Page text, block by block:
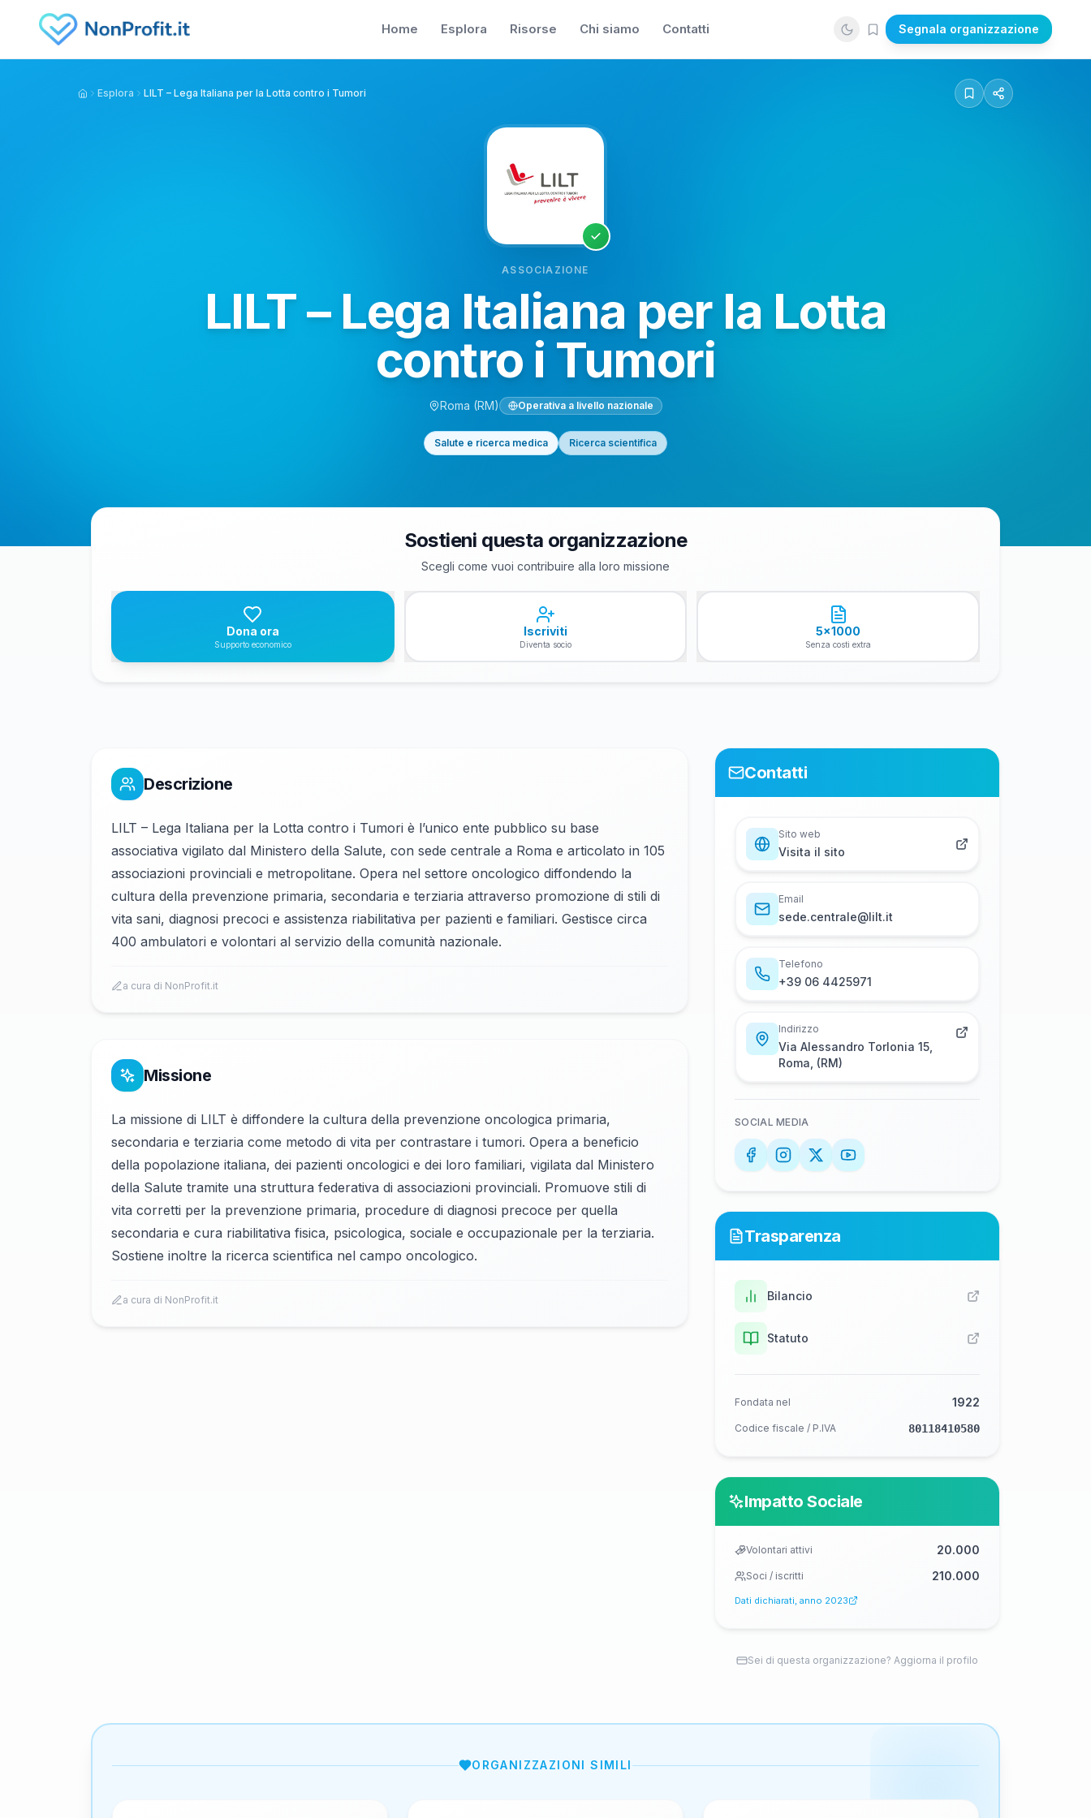
Vai al contenuto principale
Home Esplora Risorse Chi siamo Contatti Segnala organizzazione
HomeEsplora LILT – Lega Italiana per la Lotta contro i Tumori
ASSOCIAZIONE
LILT – Lega Italiana per la Lotta
contro i Tumori
Roma (RM) Operativa a livello nazionale
Salute e ricerca medica Ricerca scientifica
Sostieni questa organizzazione
Scegli come vuoi contribuire alla loro missione
Dona ora
Supporto economico
Iscriviti
Diventa socio
5x1000
Senza costi extra
Descrizione
LILT – Lega Italiana per la Lotta contro i Tumori è l’unico ente pubblico su base
associativa vigilato dal Ministero della Salute, con sede centrale a Roma e articolato in 105
associazioni provinciali e metropolitane. Opera nel settore oncologico diffondendo la
cultura della prevenzione primaria, secondaria e terziaria attraverso promozione di stili di
vita sani, diagnosi precoci e assistenza riabilitativa per pazienti e familiari. Gestisce circa
400 ambulatori e volontari al servizio della comunità nazionale.
a cura di NonProfit.it
Missione
La missione di LILT è diffondere la cultura della prevenzione oncologica primaria,
secondaria e terziaria come metodo di vita per contrastare i tumori. Opera a beneficio
della popolazione italiana, dei pazienti oncologici e dei loro familiari, vigilata dal Ministero
della Salute tramite una struttura federativa di associazioni provinciali. Promuove stili di
vita corretti per la prevenzione primaria, procedure di diagnosi precoce per quella
secondaria e cura riabilitativa fisica, psicologica, sociale e occupazionale per la terziaria.
Sostiene inoltre la ricerca scientifica nel campo oncologico.
a cura di NonProfit.it
Contatti
Sito web
Visita il sito
Email
s​e​d​e​.​c​e​n​t​r​a​l​e​@​l​i​l​t​.​i​t
Telefono
+​3​9​ ​0​6​ ​4​4​2​5​9​7​1
Indirizzo
Via Alessandro Torlonia 15,
Roma, (RM)
SOCIAL MEDIA
Trasparenza
Bilancio
Statuto
Fondata nel 1922
Codice fiscale / P.IVA 80118410580
Impatto Sociale
Volontari attivi 20.000
Soci / iscritti 210.000
Dati dichiarati, anno 2023
Sei di questa organizzazione? Aggiorna il profilo
ORGANIZZAZIONI SIMILI